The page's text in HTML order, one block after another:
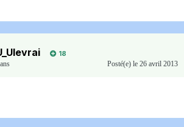
18
Posté(e) le 26 avril 2013